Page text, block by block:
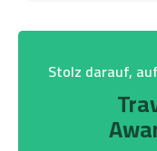
Stolz darauf,